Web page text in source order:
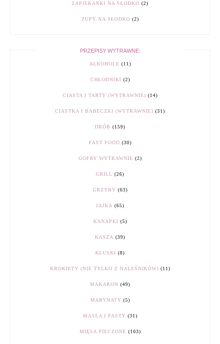
ZAPIEKANKI NA SŁODKO (2)
ZUPY NA SŁODKO (2)
PRZEPISY WYTRAWNE:
ALKOHOLE (11)
CHŁODNIKI (2)
CIASTA I TARTY (WYTRAWNIE) (14)
CIASTKA I BABECZKI (WYTRAWNIE) (31)
DRÓB (159)
FAST FOOD (30)
GOFRY WYTRAWNIE (2)
GRILL (26)
GRZYBY (63)
JAJKA (65)
KANAPKI (5)
KASZA (39)
KLUSKI (8)
KROKIETY (NIE TYLKO Z NALEŚNIKÓW) (11)
MAKARON (49)
MARYNATY (5)
MASŁA I PASTY (31)
MIĘSA PIECZONE (103)